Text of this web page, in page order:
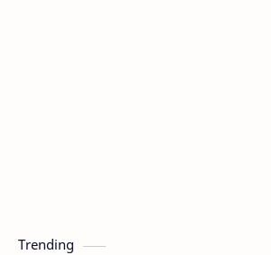
Trending